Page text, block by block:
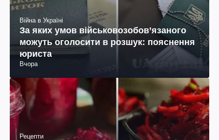
Війна в Україні
За яких умов військовозобов’язаного
можуть оголосити в розшук: пояснення
юриста
Вчора
Рецепти